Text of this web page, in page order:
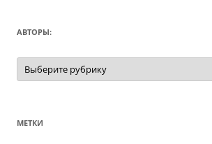
АВТОРЫ:
Авторы:
МЕТКИ